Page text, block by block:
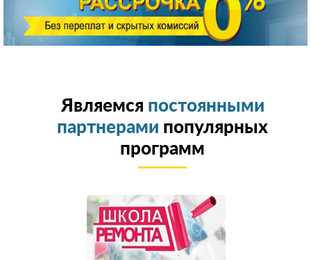
Являемся постоянными
партнерами популярных
программ